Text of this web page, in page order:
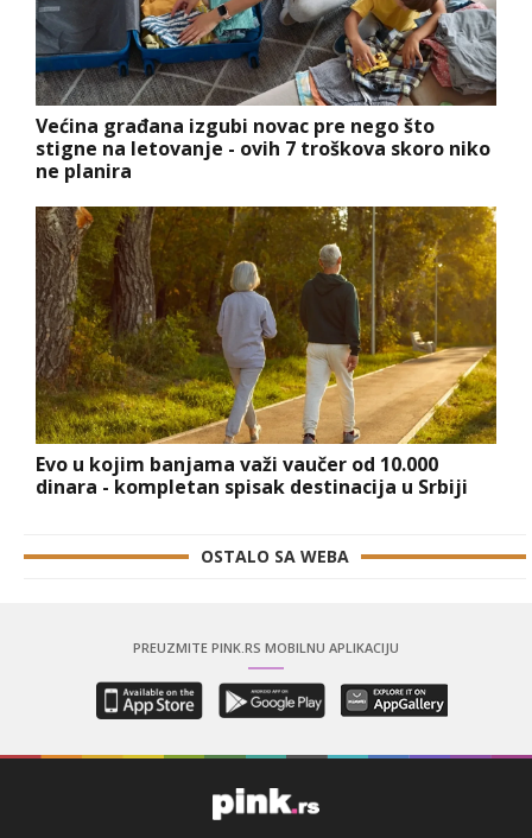
Većina građana izgubi novac pre nego što
stigne na letovanje - ovih 7 troškova skoro niko
ne planira
Evo u kojim banjama važi vaučer od 10.000
dinara - kompletan spisak destinacija u Srbiji
OSTALO SA WEBA
PREUZMITE PINK.RS MOBILNU APLIKACIJU